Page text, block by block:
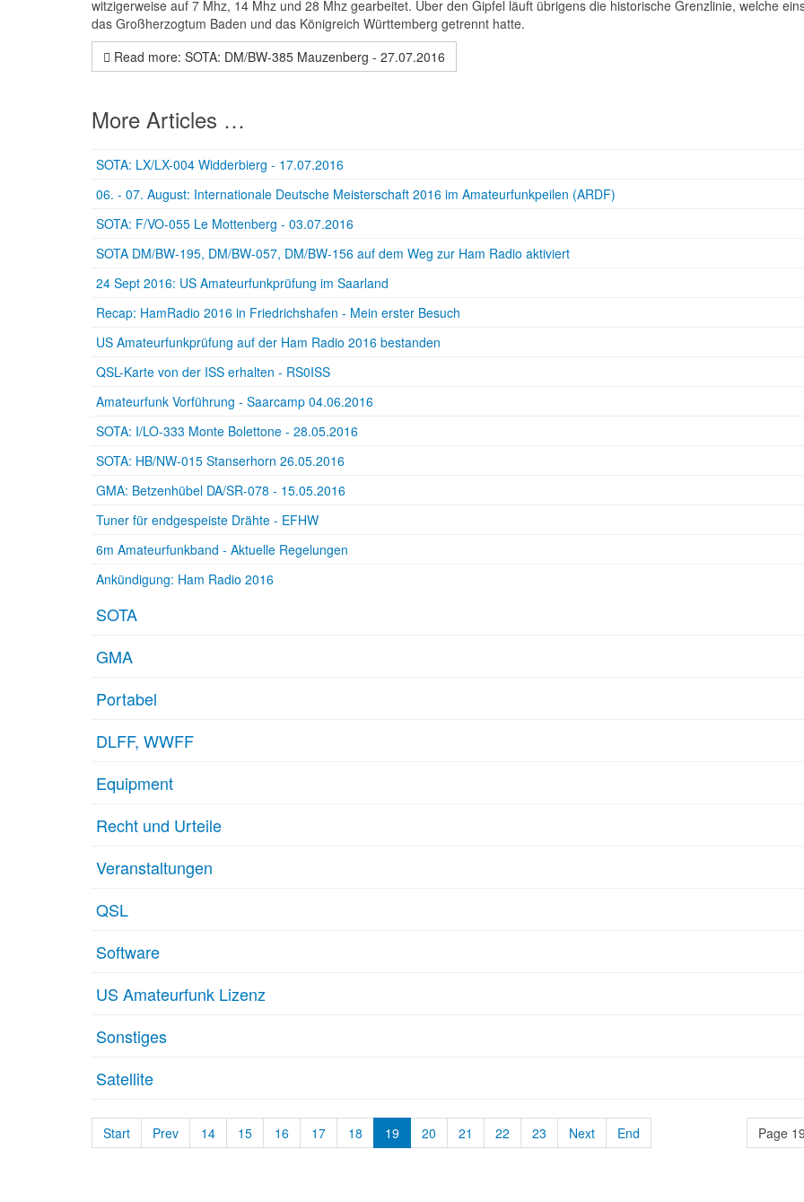
witzigerweise auf 7 Mhz, 14 Mhz und 28 Mhz gearbeitet. Über den Gipfel läuft übrigens die historische Grenzlinie, welche
das Großherzogtum Baden und das Königreich Württemberg getrennt hatte.
Read more: SOTA: DM/BW-385 Mauzenberg - 27.07.2016
More Articles …
SOTA: LX/LX-004 Widderbierg - 17.07.2016
06. - 07. August: Internationale Deutsche Meisterschaft 2016 im Amateurfunkpeilen (ARDF)
SOTA: F/VO-055 Le Mottenberg - 03.07.2016
SOTA DM/BW-195, DM/BW-057, DM/BW-156 auf dem Weg zur Ham Radio aktiviert
24 Sept 2016: US Amateurfunkprüfung im Saarland
Recap: HamRadio 2016 in Friedrichshafen - Mein erster Besuch
US Amateurfunkprüfung auf der Ham Radio 2016 bestanden
QSL-Karte von der ISS erhalten - RS0ISS
Amateurfunk Vorführung - Saarcamp 04.06.2016
SOTA: I/LO-333 Monte Bolettone - 28.05.2016
SOTA: HB/NW-015 Stanserhorn 26.05.2016
GMA: Betzenhübel DA/SR-078 - 15.05.2016
Tuner für endgespeiste Drähte - EFHW
6m Amateurfunkband - Aktuelle Regelungen
Ankündigung: Ham Radio 2016
SOTA
GMA
Portabel
DLFF, WWFF
Equipment
Recht und Urteile
Veranstaltungen
QSL
Software
US Amateurfunk Lizenz
Sonstiges
Satellite
Page
Start Prev 14 15 16 17 18 19 20 21 22 23 Next End